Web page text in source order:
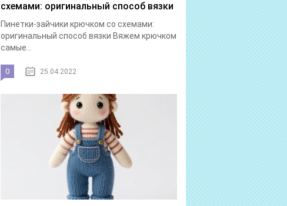
схемами: оригинальный способ вязки
Пинетки-зайчики крючком со схемами:
оригинальный способ вязки Вяжем крючком
самые...
0 25.04.2022